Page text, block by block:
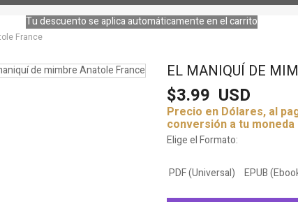
Tu descuento se aplica automáticamente en el carrito
France
EL MANIQUÍ DE
$3.99 USD
Precio en Dólares, al
conversión a tu moneda
Elige el Formato:
PDF (Universal) EPUB